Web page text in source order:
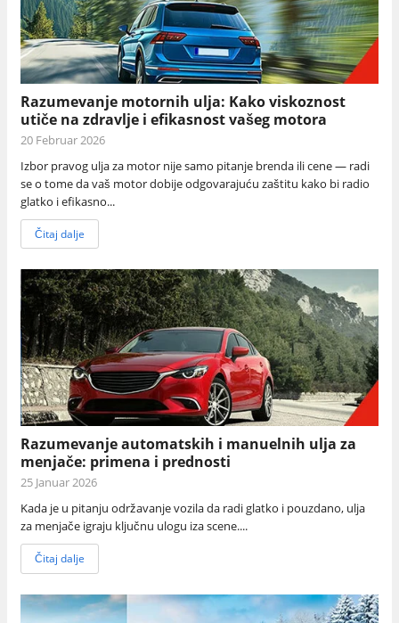
Razumevanje motornih ulja: Kako viskoznost
utiče na zdravlje i efikasnost vašeg motora
20 Februar 2026
Izbor pravog ulja za motor nije samo pitanje brenda ili cene — radi
se o tome da vaš motor dobije odgovarajuću zaštitu kako bi radio
glatko i efikasno...
Čitaj dalje
Razumevanje automatskih i manuelnih ulja za
menjače: primena i prednosti
25 Januar 2026
Kada je u pitanju održavanje vozila da radi glatko i pouzdano, ulja
za menjače igraju ključnu ulogu iza scene....
Čitaj dalje